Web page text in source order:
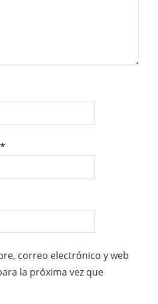
*
correo electrónico y web
la próxima vez que